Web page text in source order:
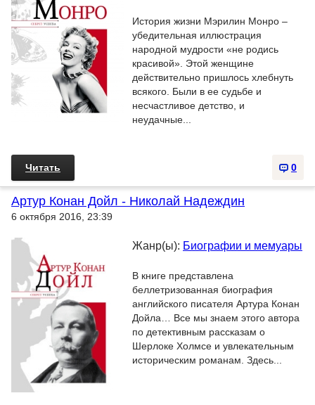
История жизни Мэрилин Монро –
убедительная иллюстрация
народной мудрости «не родись
красивой». Этой женщине
действительно пришлось хлебнуть
всякого. Были в ее судьбе и
несчастливое детство, и
неудачные...
0
Читать
Артур Конан Дойл - Николай Надеждин
6 октября 2016, 23:39
Жанр(ы): Биографии и мемуары
В книге представлена
беллетризованная биография
английского писателя Артура Конан
Дойла… Все мы знаем этого автора
по детективным рассказам о
Шерлоке Холмсе и увлекательным
историческим романам. Здесь...